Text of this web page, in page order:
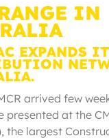
IN
EXPANDS
arrived few
presented at the
the largest